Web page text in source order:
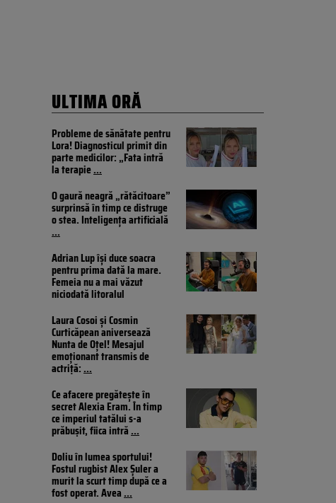
ULTIMA ORĂ
Probleme de sănătate pentru
Lora! Diagnosticul primit din
parte medicilor: „Fata intră
la terapie...
O gaură neagră „rătăcitoare”
surprinsă în timp ce distruge
o stea. Inteligența artificială
...
Adrian Lup își duce soacra
pentru prima dată la mare.
Femeia nu a mai văzut
niciodată litoralul
Laura Cosoi și Cosmin
Curticăpean aniversează
Nunta de Oțel! Mesajul
emoționant transmis de
actriță:...
Ce afacere pregătește în
secret Alexia Eram. În timp
ce imperiul tatălui s-a
prăbușit, fiica intră...
Doliu în lumea sportului!
Fostul rugbist Alex Șuler a
murit la scurt timp după ce a
fost operat. Avea...